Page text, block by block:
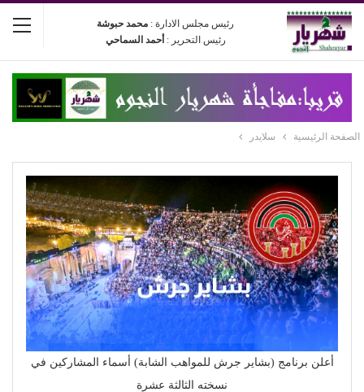
رئيس مجلس الادارة : محمد حبوشة
رئيس التحرير : أحمد السماحي
الصفحة الرئيسية سلايدر
أعلن برنامج (بشاير جرش للمواهب الشابة) أسماء المشاركين في
نسخته الثالثة عشرة